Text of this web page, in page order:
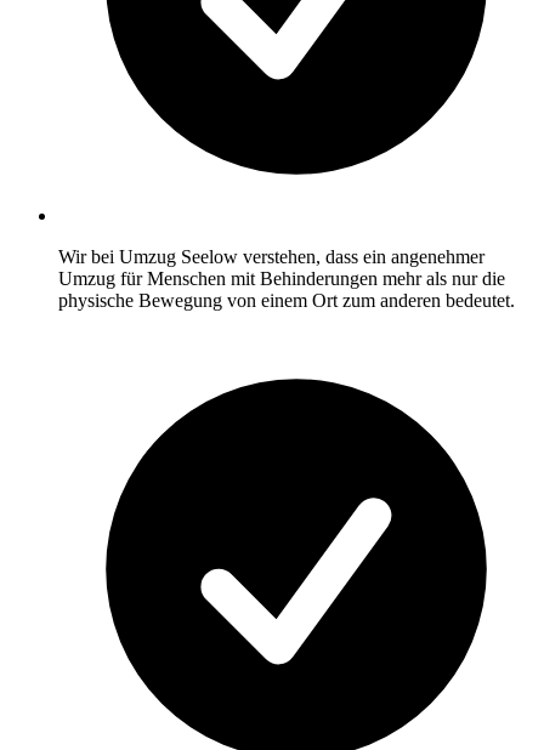
Wir bei Umzug Seelow verstehen, dass ein angenehmer
Umzug für Menschen mit Behinderungen mehr als nur die
physische Bewegung von einem Ort zum anderen bedeutet.